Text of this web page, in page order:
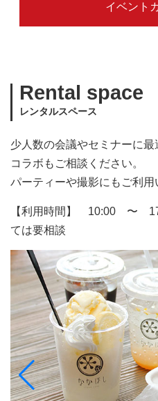
イベント
Rental space
レンタルスペース
少人数の会議やセミナーに
コラボもご相談ください。
パーティーや撮影にもご利用
【利用時間】 10:00 〜
ては要相談